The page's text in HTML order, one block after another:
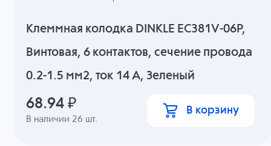
Клеммная колодка DINKLE EC381V-06P,
Винтовая, 6 контактов, сечение провода
0.2-1.5 мм2, ток 14 A, Зеленый
В наличии 26 шт.
68.94 ₽ В корзину